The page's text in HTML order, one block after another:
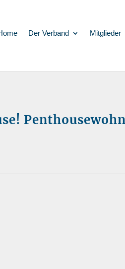
Der Verband Mitglieder